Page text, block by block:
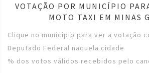
VOTAÇÃO POR MUNICÍPIO
MOTO TAXI EM MINAS
Clique no município para ver a votação
Deputado Federal naquela cidade
% dos votos válidos recebidos pelo